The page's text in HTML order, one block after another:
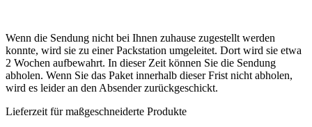
Wenn die Sendung nicht bei Ihnen zuhause zugestellt werden
konnte, wird sie zu einer Packstation umgeleitet. Dort wird sie etwa
2 Wochen aufbewahrt. In dieser Zeit können Sie die Sendung
abholen. Wenn Sie das Paket innerhalb dieser Frist nicht abholen,
wird es leider an den Absender zurückgeschickt.
Lieferzeit für maßgeschneiderte Produkte